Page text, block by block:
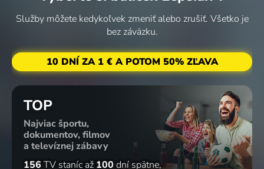
Služby môžete kedykoľvek zmeniť alebo zrušiť. Všetko je
bez záväzku.
10 DNÍ ZA 1 € A POTOM 50% ZĽAVA
TOP
Najviac športu,
dokumentov, filmov
a televíznej zábavy
156 TV staníc až 100 dní spätne